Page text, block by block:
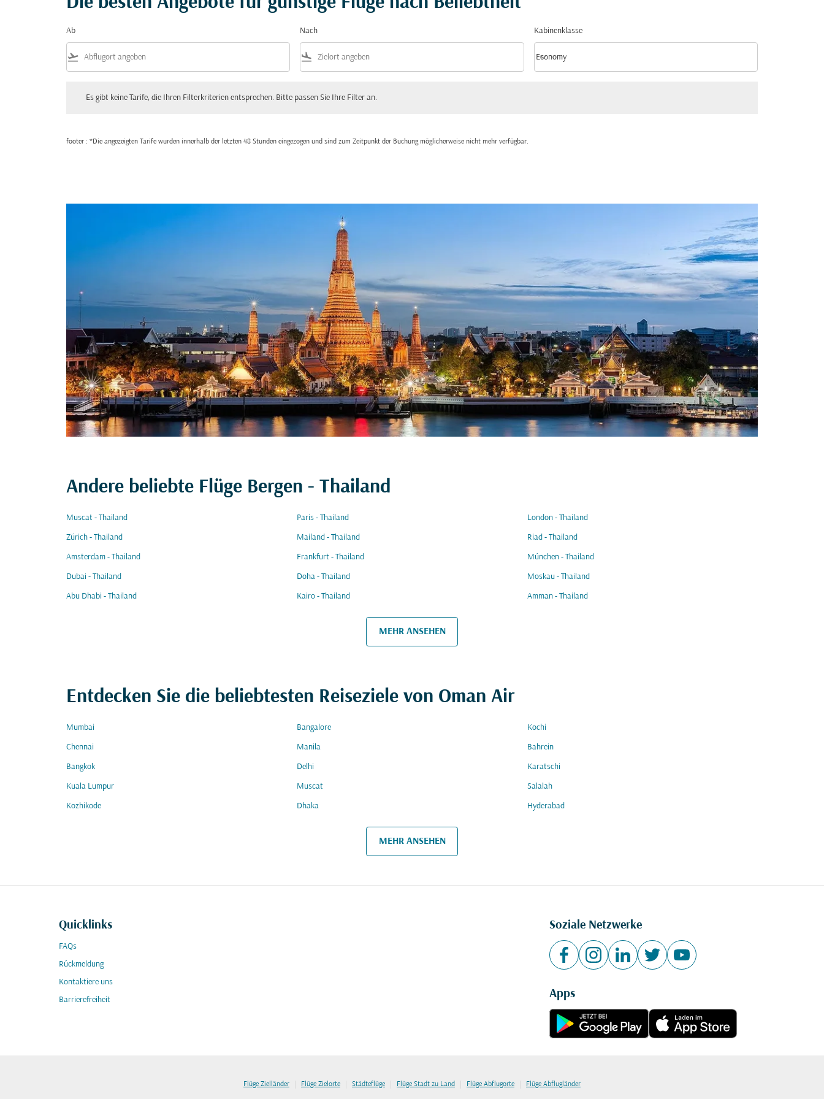
Ab
flight_takeoff
Nach
flight_land
Kabinenklasse
Kabinenklasse option Economy Selected
Economy
keyboard_arrow_down
Es gibt keine Tarife, die Ihren Filterkriterien entsprechen. Bitte passen Sie Ihre Filter an.
footer : *Die angezeigten Tarife wurden innerhalb der letzten 48 Stunden eingezogen und sind zum Zeitpunkt der Buchung möglicherweise nicht mehr verfügbar.
Andere beliebte Flüge Bergen - Thailand
Muscat - Thailand Paris - Thailand London - Thailand
Zürich - Thailand Mailand - Thailand Riad - Thailand
Amsterdam - Thailand Frankfurt - Thailand München - Thailand
Dubai - Thailand Doha - Thailand Moskau - Thailand
Abu Dhabi - Thailand Kairo - Thailand Amman - Thailand
MEHR ANSEHEN
Entdecken Sie die beliebtesten Reiseziele von Oman Air
Mumbai Bangalore Kochi
Chennai Manila Bahrein
Bangkok Delhi Karatschi
Kuala Lumpur Muscat Salalah
Kozhikode Dhaka Hyderabad
MEHR ANSEHEN
Quicklinks
FAQs
Rückmeldung
Kontaktiere uns
Barrierefreiheit
Soziale Netzwerke
Apps
Flüge Zielländer | Flüge Zielorte | Städteflüge | Flüge Stadt zu Land | Flüge Abflugorte | Flüge Abflugländer